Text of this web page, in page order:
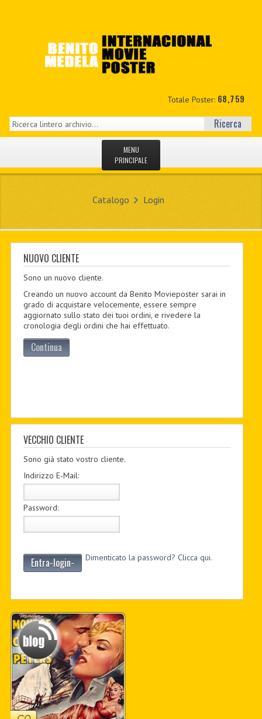
Totale Poster: 68,759
Ricerca
MENU
PRINCIPALE
NUOVI
IL MIO CONTO
CUSTOM PDF
Catalogo Login
NUOVO CLIENTE
Sono un nuovo cliente.
Creando un nuovo account da Benito Movieposter sarai in
grado di acquistare velocemente, essere sempre
aggiornato sullo stato dei tuoi ordini, e rivedere la
cronologia degli ordini che hai effettuato.
Continua
VECCHIO CLIENTE
Sono già stato vostro cliente.
Indirizzo E-Mail:
Password:
Entra-login- Dimenticato la password? Clicca qui.